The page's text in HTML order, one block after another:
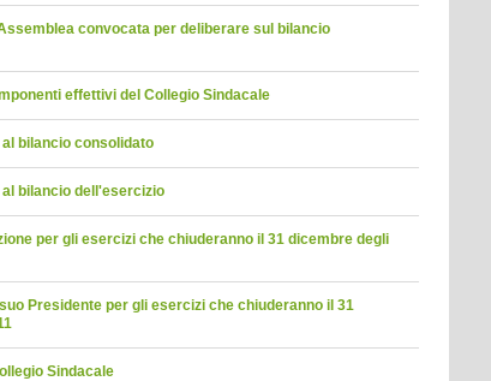
convocata per deliberare sul bilancio
effettivi del Collegio Sindacale
bilancio consolidato
bilancio dell'esercizio
per gli esercizi che chiuderanno il 31 dicembre degli
Presidente per gli esercizi che chiuderanno il 31
Sindacale